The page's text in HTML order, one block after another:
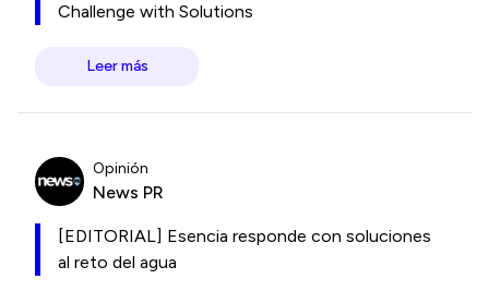
Challenge with Solutions
Leer más
Opinión
News PR
[EDITORIAL] Esencia responde con soluciones
al reto del agua